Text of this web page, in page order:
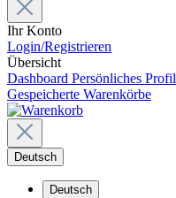
Ihr Konto
Login/Registrieren
Übersicht
Dashboard Persönliches Profil
Gespeicherte Warenkörbe
Deutsch
Deutsch